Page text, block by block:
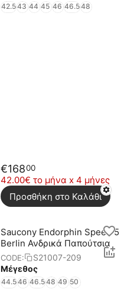
42.543 44 45 46 46.548
€16800
42.00€ το μήνα x 4 μήνες
Προσθήκη στο Καλάθι
Saucony Endorphin Speed 5
Berlin Ανδρικά Παπούτσια
CODE:
S21007-209
Μέγεθος
44.546 46.548 49 50